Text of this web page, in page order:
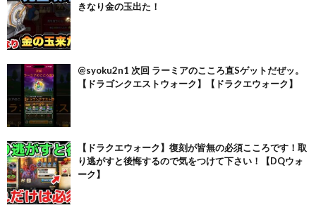
きなり金の玉出た！
@syoku2n1 次回 ラーミアのこころ直Sゲットだぜッ。
【ドラゴンクエストウォーク】【ドラクエウォーク】
【ドラクエウォーク】復刻が皆無の必須こころです！取
り逃がすと後悔するので気をつけて下さい！【DQウォ
ーク】